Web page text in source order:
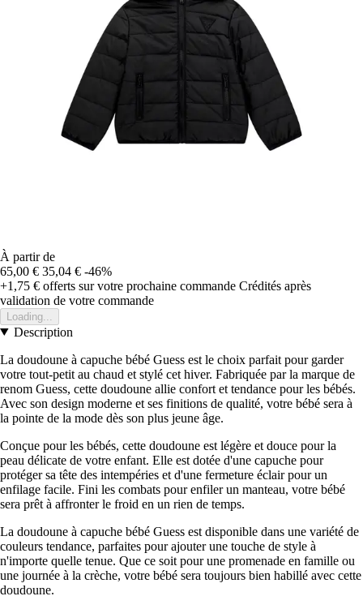
À partir de
65,00 € 35,04 € -46%
+1,75 € offerts sur votre prochaine commande Crédités après
validation de votre commande
Loading...
Description
La doudoune à capuche bébé Guess est le choix parfait pour garder
votre tout-petit au chaud et stylé cet hiver. Fabriquée par la marque de
renom Guess, cette doudoune allie confort et tendance pour les bébés.
Avec son design moderne et ses finitions de qualité, votre bébé sera à
la pointe de la mode dès son plus jeune âge.
Conçue pour les bébés, cette doudoune est légère et douce pour la
peau délicate de votre enfant. Elle est dotée d'une capuche pour
protéger sa tête des intempéries et d'une fermeture éclair pour un
enfilage facile. Fini les combats pour enfiler un manteau, votre bébé
sera prêt à affronter le froid en un rien de temps.
La doudoune à capuche bébé Guess est disponible dans une variété de
couleurs tendance, parfaites pour ajouter une touche de style à
n'importe quelle tenue. Que ce soit pour une promenade en famille ou
une journée à la crèche, votre bébé sera toujours bien habillé avec cette
doudoune.